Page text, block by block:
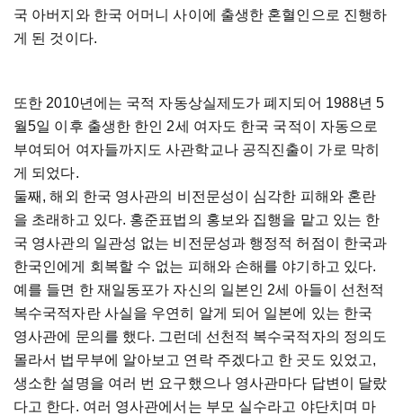
국 아버지와 한국 어머니 사이에 출생한 혼혈인으로 진행하
게 된 것이다.
또한 2010년에는 국적 자동상실제도가 폐지되어 1988년 5
월5일 이후 출생한 한인 2세 여자도 한국 국적이 자동으로
부여되어 여자들까지도 사관학교나 공직진출이 가로 막히
게 되었다.
둘째, 해외 한국 영사관의 비전문성이 심각한 피해와 혼란
을 초래하고 있다. 홍준표법의 홍보와 집행을 맡고 있는 한
국 영사관의 일관성 없는 비전문성과 행정적 허점이 한국과
한국인에게 회복할 수 없는 피해와 손해를 야기하고 있다.
예를 들면 한 재일동포가 자신의 일본인 2세 아들이 선천적
복수국적자란 사실을 우연히 알게 되어 일본에 있는 한국
영사관에 문의를 했다. 그런데 선천적 복수국적자의 정의도
몰라서 법무부에 알아보고 연락 주겠다고 한 곳도 있었고,
생소한 설명을 여러 번 요구했으나 영사관마다 답변이 달랐
다고 한다. 여러 영사관에서는 부모 실수라고 야단치며 마